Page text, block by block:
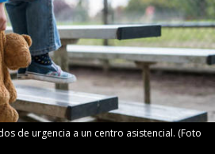
de urgencia a un centro asistencial. (Foto